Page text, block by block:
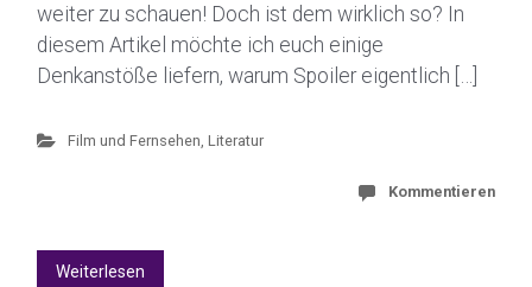
weiter zu schauen! Doch ist dem wirklich so? In
diesem Artikel möchte ich euch einige
Denkanstöße liefern, warum Spoiler eigentlich […]
Film und Fernsehen Literatur
Kommentieren
Weiterlesen